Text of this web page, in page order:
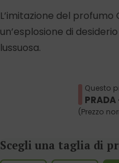
L’imitazione del
un’esplosione di
lussuosa.
Questo
(Prezzo
Scegli una taglia di